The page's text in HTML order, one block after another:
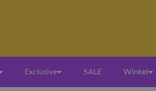
Exclusive SALE Winkel